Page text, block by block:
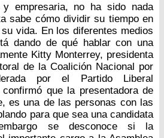
empresaria, no ha sido nada
sabe cómo dividir su tiempo en
vida. En los diferentes medios
dando de qué hablar con una
Kitty Monterrey, presidenta
de la Coalición Nacional por
por el Partido Liberal
que la presentadora de
es una de las personas con las
para que sea una candidata
se desconoce si la